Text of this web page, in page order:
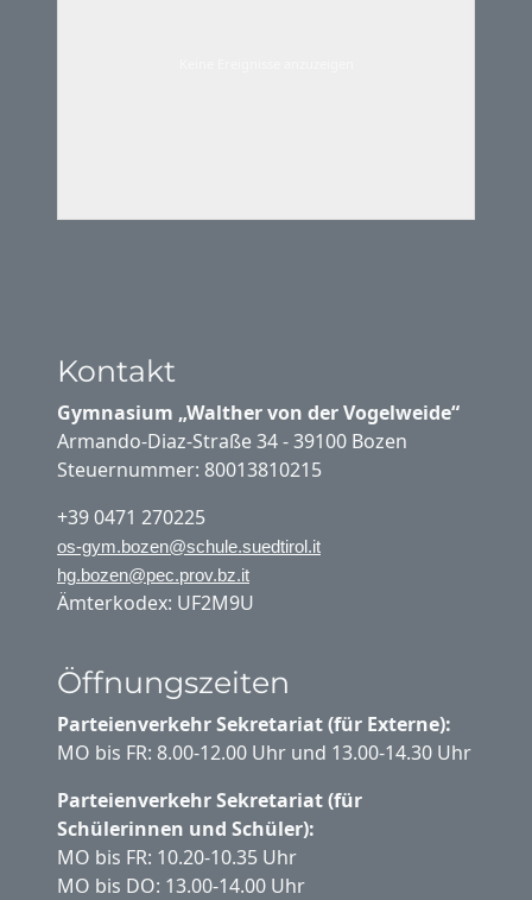
Kontakt
Gymnasium „Walther von der Vogelweide“
Armando-Diaz-Straße 34 - 39100 Bozen
Steuernummer: 80013810215
+39 0471 270225
os-gym.bozen@schule.suedtirol.it
hg.bozen@pec.prov.bz.it
Ämterkodex: UF2M9U
Öffnungszeiten
Parteienverkehr Sekretariat (für Externe):
MO bis FR: 8.00-12.00 Uhr und 13.00-14.30 Uhr
Parteienverkehr Sekretariat (für
Schülerinnen und Schüler):
MO bis FR: 10.20-10.35 Uhr
MO bis DO: 13.00-14.00 Uhr